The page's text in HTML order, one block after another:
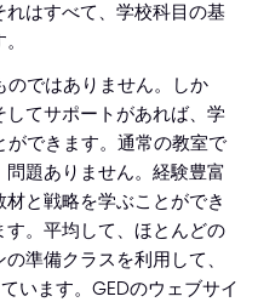
はすべて、学校科目の基
のではありません。しか
してサポートがあれば、学
ができます。通常の教室で
題ありません。経験豊富
と戦略を学ぶことができ
。平均して、ほとんどの
準備クラスを利用して、
います。GEDのウェブサイ